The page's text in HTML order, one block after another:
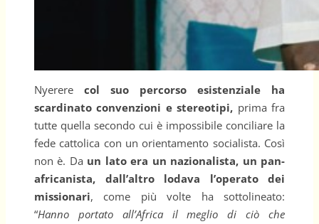
Nyerere col suo percorso esistenziale ha
scardinato convenzioni e stereotipi, prima fra
tutte quella secondo cui è impossibile conciliare la
fede cattolica con un orientamento socialista. Così
non è. Da un lato era un nazionalista, un pan-
africanista, dall’altro lodava l’operato dei
missionari, come più volte ha sottolineato:
“Hanno portato all’Africa il meglio di ciò che